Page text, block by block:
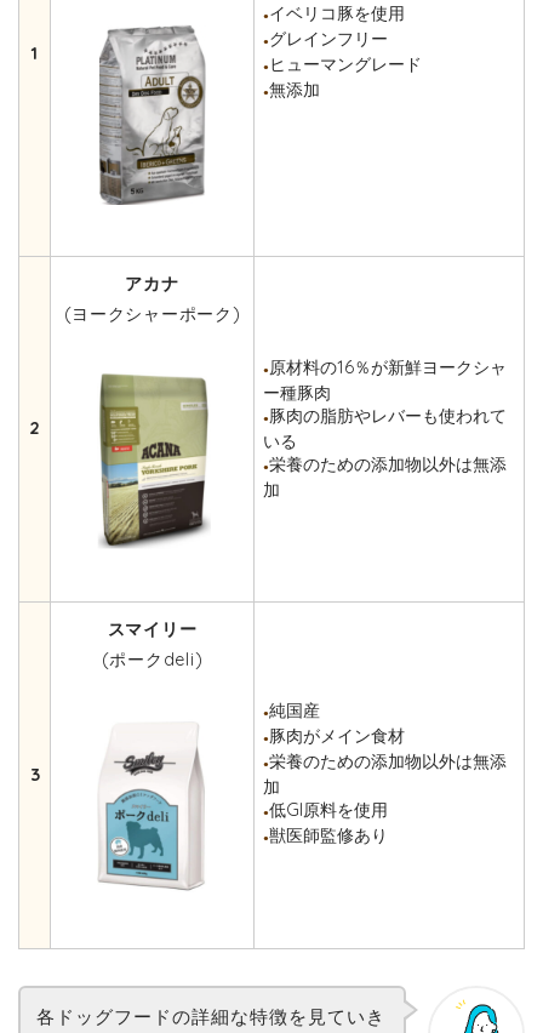
1
● イベリコ豚を使用
● グレインフリー
● ヒューマングレード
●無添加
2
アカナ
(ヨークシャーポーク)
● 原材料の16％が新鮮ヨークシャ
ー種豚肉
● 豚肉の脂肪やレバーも使われて
いる
●栄養のための添加物以外は無添
加
3
スマイリー
(ポークdeli)
●純国産
● 豚肉がメイン食材
●栄養のための添加物以外は無添
加
●低GI原料を使用
●獣医師監修あり
各ドッグフードの詳細な特徴を見ていき